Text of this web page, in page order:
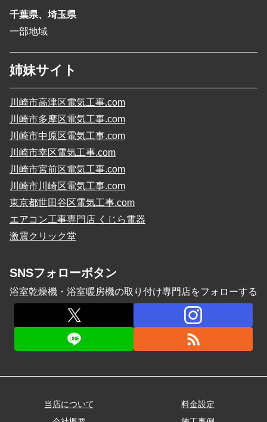
千葉県、埼玉県
一部地域
姉妹サイト
川崎市高津区電気工事.com
川崎市多摩区電気工事.com
川崎市中原区電気工事.com
川崎市幸区電気工事.com
川崎市宮前区電気工事.com
川崎市川崎区電気工事.com
東京都世田谷区電気工事.com
エアコン工事専門店 くじら電器
激震クリック堂
SNSフォローボタン
浴室乾燥機・浴室暖房機の取り付け専門店をフォローする
当店について
料金設定